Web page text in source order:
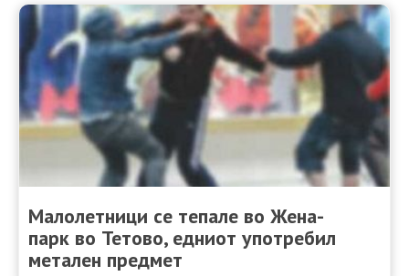
Малолетници се тепале во Жена-
парк во Тетово, едниот употребил
метален предмет